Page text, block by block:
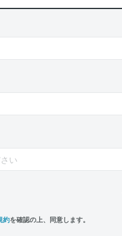
約を確認の上、同意します。